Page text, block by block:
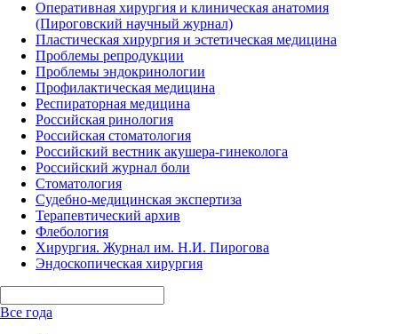
Оперативная хирургия и клиническая анатомия
(Пироговский научный журнал)
Пластическая хирургия и эстетическая медицина
Проблемы репродукции
Проблемы эндокринологии
Профилактическая медицина
Респираторная медицина
Российская ринология
Российская стоматология
Российский вестник акушера-гинеколога
Российский журнал боли
Стоматология
Судебно-медицинская экспертиза
Терапевтический архив
Флебология
Хирургия. Журнал им. Н.И. Пирогова
Эндоскопическая хирургия
Все года